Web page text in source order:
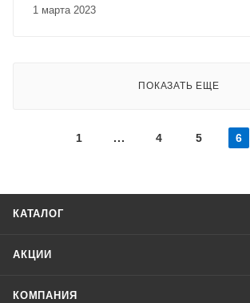
1 марта 2023
ПОКАЗАТЬ ЕЩЕ
1 4 5 6
КАТАЛОГ
АКЦИИ
КОМПАНИЯ